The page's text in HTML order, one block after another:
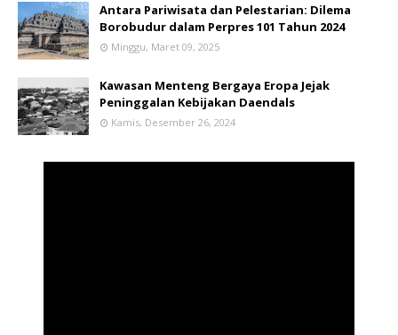
Antara Pariwisata dan Pelestarian: Dilema
Borobudur dalam Perpres 101 Tahun 2024
Minggu, Maret 09, 2025
Kawasan Menteng Bergaya Eropa Jejak
Peninggalan Kebijakan Daendals
Kamis, Desember 26, 2024